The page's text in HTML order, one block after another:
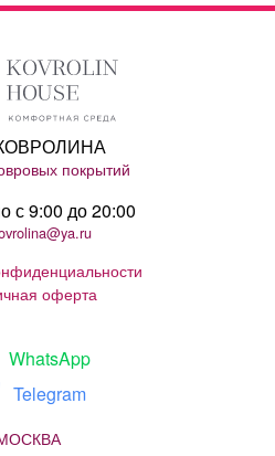
покрытий
с 9:00 до 20:00
оферта
WhatsApp
Telegram